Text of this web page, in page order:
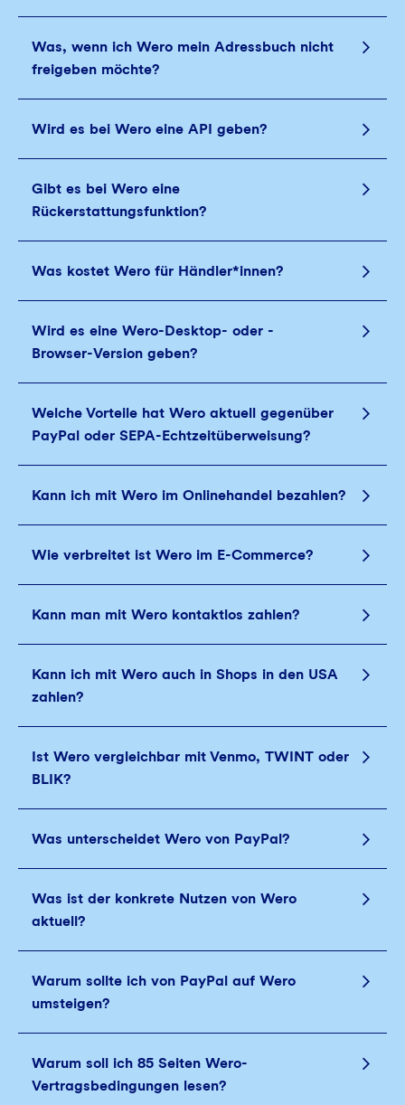
Was, wenn ich Wero mein Adressbuch nicht
freigeben möchte?
Wird es bei Wero eine API geben?
Gibt es bei Wero eine
Rückerstattungsfunktion?
Was kostet Wero für Händler*innen?
Wird es eine Wero-Desktop‑ oder -
Browser‑Version geben?
Welche Vorteile hat Wero aktuell gegenüber
PayPal oder SEPA‑Echtzeitüberweisung?
Kann ich mit Wero im Onlinehandel bezahlen?
Wie verbreitet ist Wero im E‑Commerce?
Kann man mit Wero kontaktlos zahlen?
Kann ich mit Wero auch in Shops in den USA
zahlen?
Ist Wero vergleichbar mit Venmo, TWINT oder
BLIK?
Was unterscheidet Wero von PayPal?
Was ist der konkrete Nutzen von Wero
aktuell?
Warum sollte ich von PayPal auf Wero
umsteigen?
Warum soll ich 85 Seiten Wero-
Vertragsbedingungen lesen?